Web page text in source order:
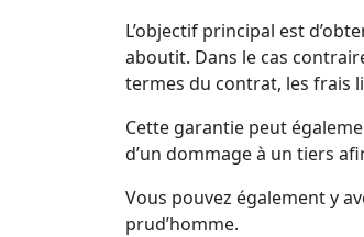
L’objectif principal est
aboutit. Dans le cas
termes du contrat, les frais
Cette garantie peut
d’un dommage à un tiers
Vous pouvez également y
prud’homme.